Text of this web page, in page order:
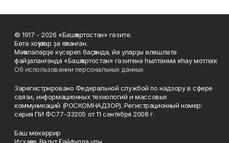
© 1917 - 2026 «Башҡортостан» гәзите.
Бөтә хоҡуҡтар ҙа яҡланған.
Мәҡәләләрҙе күсереп баҫҡанда, йә уларҙы өлөшләтә
файҙаланғанда «Башҡортостан» гәзитенә һылтанма яһау мотлаҡ.
Об использовании персональных данных
Зарегистрировано Федеральной службой по надзору в сфере
связи, информационных технологий и массовых
коммуникаций (РОСКОМНАДЗОР). Регистрационный номер:
серия ПИ ФС77-33205 от 11 сентября 2008 г.
Баш мөхәррир
Исхаҡов Вәдүт Ғәйфулла улы